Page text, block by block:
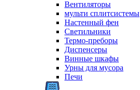
Вентиляторы
мульти сплитсистемы
Настенный фен
Светильники
Термо-преборы
Диспенсеры
Винные шкафы
Урны для мусора
Печи